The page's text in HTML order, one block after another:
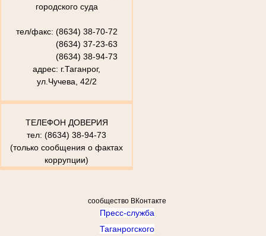
городского суда
тел/факс: (8634) 38-70-72
(8634) 37-23-63
(8634) 38-94-73
адрес: г.Таганрог,
ул.Чучева, 42/2
ТЕЛЕФОН ДОВЕРИЯ
тел: (8634) 38-94-73
(только сообщения о фактах
коррупции)
сообщество ВКонтакте
Пресс-служба
Таганрогского